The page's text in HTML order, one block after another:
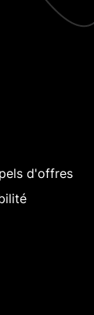
d'offres